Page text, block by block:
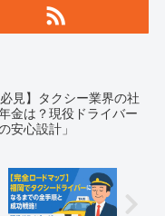
必見】タクシー業界の社
金は？現役ドライバー
安心設計」